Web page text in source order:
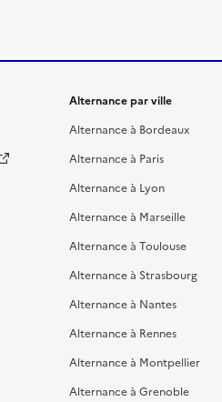
Alternance par ville
Alternance à Bordeaux
Alternance à Paris
Alternance à Lyon
Alternance à Marseille
Alternance à Toulouse
Alternance à Strasbourg
Alternance à Nantes
Alternance à Rennes
Alternance à Montpellier
Alternance à Grenoble